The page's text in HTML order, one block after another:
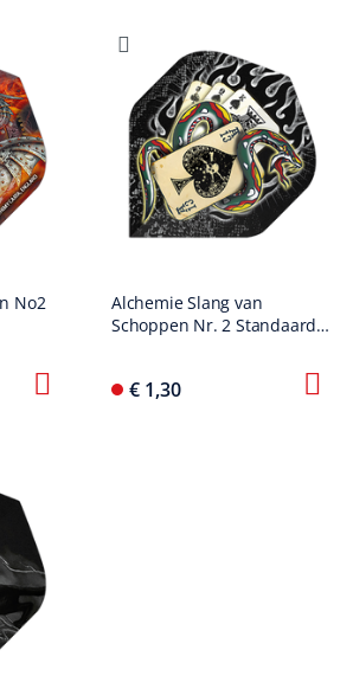
No2
Alchemie Slang van
Schoppen Nr. 2 Standaard
€ 1,30